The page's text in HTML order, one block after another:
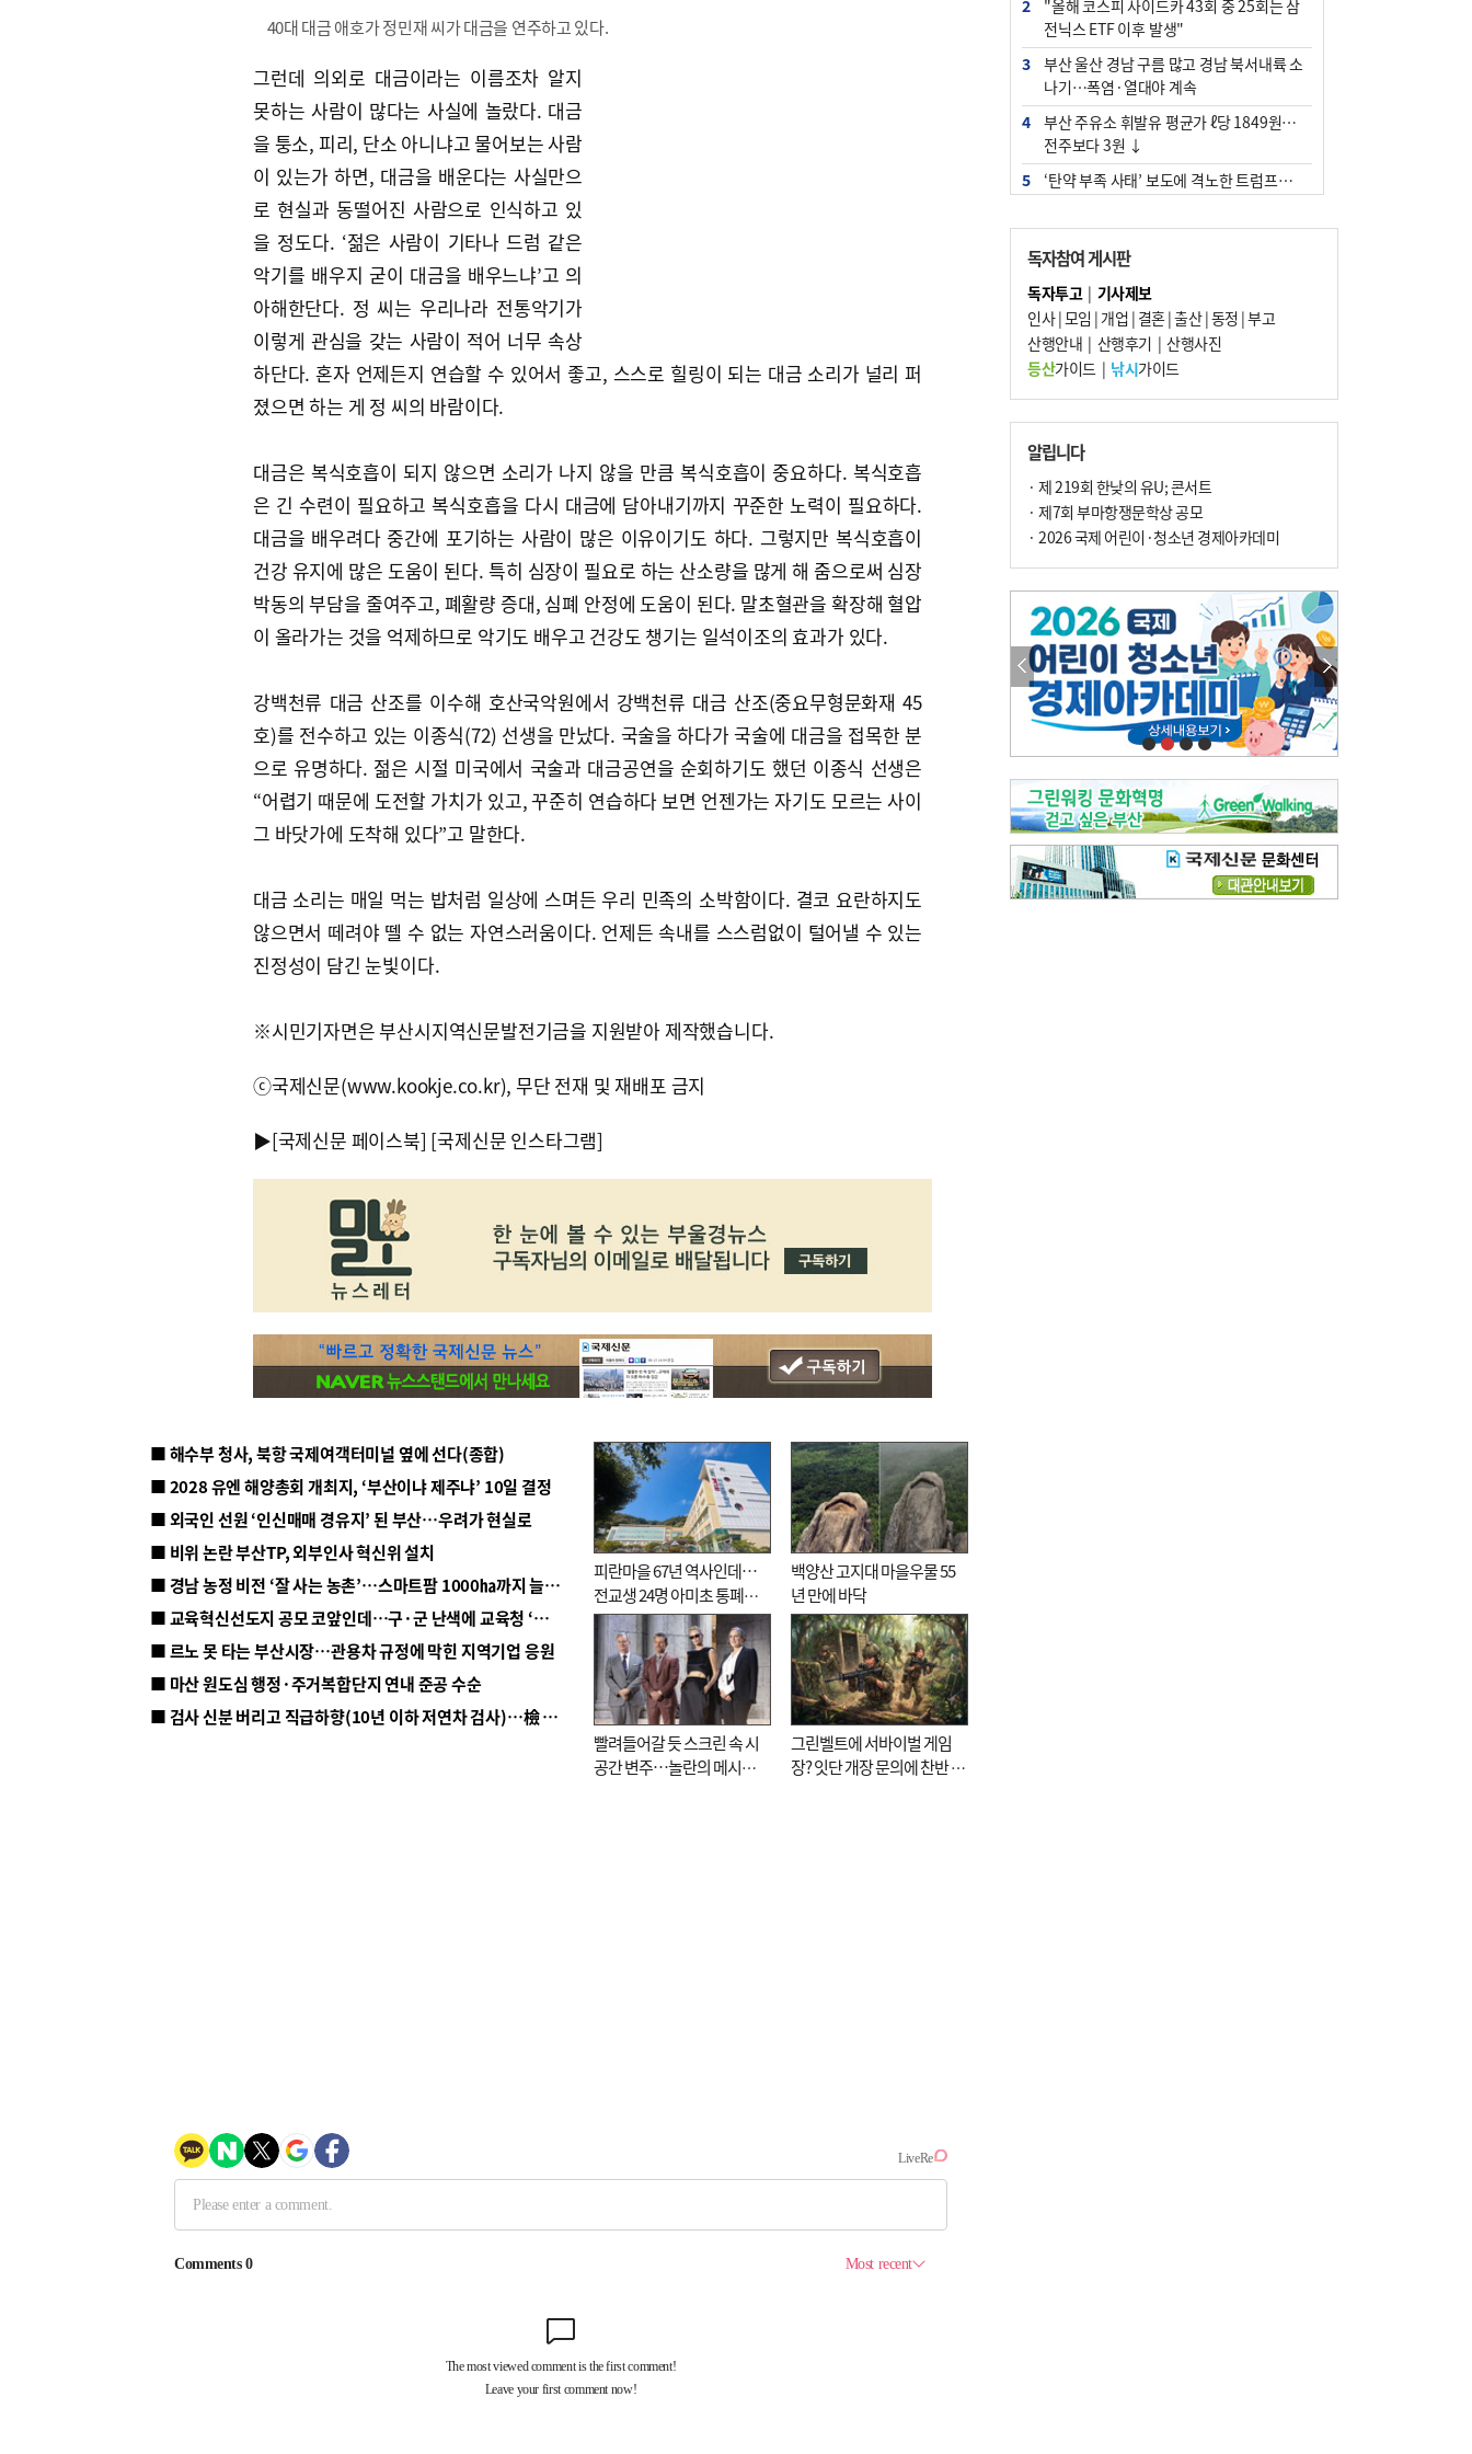
40대 대금 애호가 정민재 씨가 대금을 연주하고 있다.
그런데 의외로 대금이라는 이름조차 알지
못하는 사람이 많다는 사실에 놀랐다. 대금
을 퉁소, 피리, 단소 아니냐고 물어보는 사람
이 있는가 하면, 대금을 배운다는 사실만으
로 현실과 동떨어진 사람으로 인식하고 있
을 정도다. ‘젊은 사람이 기타나 드럼 같은
악기를 배우지 굳이 대금을 배우느냐’고 의
아해한단다. 정 씨는 우리나라 전통악기가
이렇게 관심을 갖는 사람이 적어 너무 속상
하단다. 혼자 언제든지 연습할 수 있어서 좋고, 스스로 힐링이 되는 대금 소리가 널리 퍼
졌으면 하는 게 정 씨의 바람이다.
대금은 복식호흡이 되지 않으면 소리가 나지 않을 만큼 복식호흡이 중요하다. 복식호흡
은 긴 수련이 필요하고 복식호흡을 다시 대금에 담아내기까지 꾸준한 노력이 필요하다.
대금을 배우려다 중간에 포기하는 사람이 많은 이유이기도 하다. 그렇지만 복식호흡이
건강 유지에 많은 도움이 된다. 특히 심장이 필요로 하는 산소량을 많게 해 줌으로써 심장
박동의 부담을 줄여주고, 폐활량 증대, 심폐 안정에 도움이 된다. 말초혈관을 확장해 혈압
이 올라가는 것을 억제하므로 악기도 배우고 건강도 챙기는 일석이조의 효과가 있다.
강백천류 대금 산조를 이수해 호산국악원에서 강백천류 대금 산조(중요무형문화재 45
호)를 전수하고 있는 이종식(72) 선생을 만났다. 국술을 하다가 국술에 대금을 접목한 분
으로 유명하다. 젊은 시절 미국에서 국술과 대금공연을 순회하기도 했던 이종식 선생은
“어렵기 때문에 도전할 가치가 있고, 꾸준히 연습하다 보면 언젠가는 자기도 모르는 사이
그 바닷가에 도착해 있다”고 말한다.
대금 소리는 매일 먹는 밥처럼 일상에 스며든 우리 민족의 소박함이다. 결코 요란하지도
않으면서 떼려야 뗄 수 없는 자연스러움이다. 언제든 속내를 스스럼없이 털어낼 수 있는
진정성이 담긴 눈빛이다.
※시민기자면은 부산시지역신문발전기금을 지원받아 제작했습니다.
ⓒ국제신문(www.kookje.co.kr), 무단 전재 및 재배포 금지
▶[국제신문 페이스북] [국제신문 인스타그램]
■ 해수부 청사, 북항 국제여객터미널 옆에 선다(종합)
■ 2028 유엔 해양총회 개최지, ‘부산이냐 제주냐’ 10일 결정
■ 외국인 선원 ‘인신매매 경유지’ 된 부산…우려가 현실로
■ 비위 논란 부산TP, 외부인사 혁신위 설치
■ 경남 농정 비전 ‘잘 사는 농촌’…스마트팜 1000㏊까지 늘린다
■ 교육혁신선도지 공모 코앞인데…구·군 난색에 교육청 ‘쩔쩔’
■ 르노 못 타는 부산시장…관용차 규정에 막힌 지역기업 응원
■ 마산 원도심 행정·주거복합단지 연내 준공 수순
■ 검사 신분 버리고 직급하향(10년 이하 저연차 검사)…檢 중수청행 기피
피란마을 67년 역사인데…
전교생 24명 아미초 통폐합
기로
백양산 고지대 마을우물 55
년 만에 바닥
빨려들어갈 듯 스크린 속 시
공간 변주…놀란의 메시지
그린벨트에 서바이벌 게임
장? 잇단 개장 문의에 찬반 논
2
"올해 코스피 사이드카 43회 중 25회는 삼
전닉스 ETF 이후 발생"
3
부산 울산 경남 구름 많고 경남 북서내륙 소
나기…폭염·열대야 계속
4
부산 주유소 휘발유 평균가 ℓ당 1849원…
전주보다 3원 ↓
5
‘탄약 부족 사태’ 보도에 격노한 트럼프…
물선 적발
7
[2026 부산청소년극지체험탐험대 현장르
포] 2회 : 하늘에서 만난 얼음의 나라
8
입추 지났지만 푹푹 찐다…온열질환자 10
년 만에 3배
사망
독자참여 게시판
독자투고| 기사제보
인사|모임 | 개업 | 결혼|출산|동정 |부고
산행안내 | 산행후기 | 산행사진
등산가이드| 낚시가이드
알립니다
· 제 219회 한낮의 유U; 콘서트
· 제7회 부마항쟁문학상 공모
· 2026 국제 어린이·청소년 경제아카데미